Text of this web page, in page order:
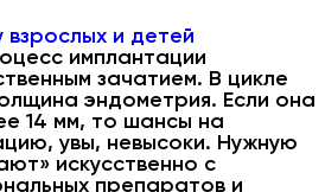
и детей
имплантации
зачатием. В цикле
эндометрия. Если она
14 мм, то шансы на
увы, невысоки. Нужную
искусственно с
препаратов и